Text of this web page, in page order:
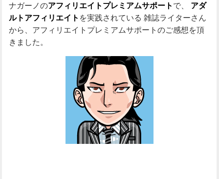
ナガーノのアフィリエイトプレミアムサポート で、
アダ
ルトアフィリエイト を実践されている 雑誌ライターさん
から、アフィリエイトプレミアムサポートのご感想を頂
きました。